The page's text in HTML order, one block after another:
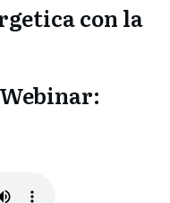
con la